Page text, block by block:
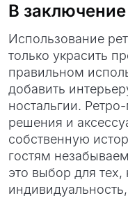
В заключение
Использование
только украсить
правильном
добавить
ностальгии.
решения и
собственную
гостям
это выбор для тех,